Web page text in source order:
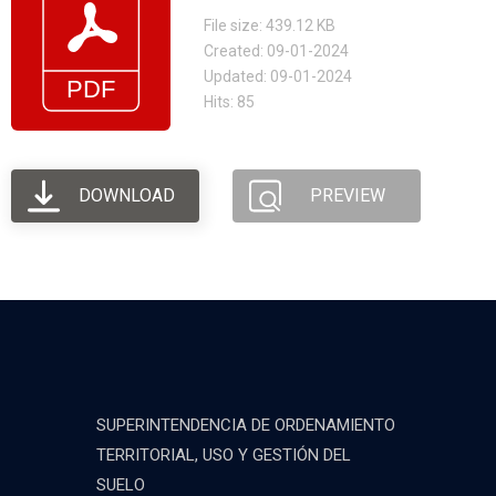
File size: 439.12 KB
Created: 09-01-2024
Updated: 09-01-2024
Hits: 85
DOWNLOAD PREVIEW
SUPERINTENDENCIA DE ORDENAMIENTO
TERRITORIAL, USO Y GESTIÓN DEL
SUELO